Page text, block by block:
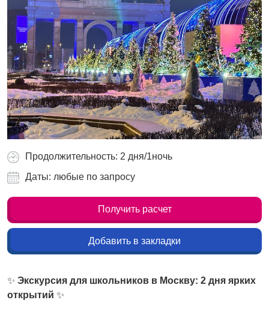
Продолжительность: 2 дня/1ночь
Даты: любые по запросу
Получить расчет
Добавить в закладки
✨ Экскурсия для школьников в Москву: 2 дня ярких
открытий ✨